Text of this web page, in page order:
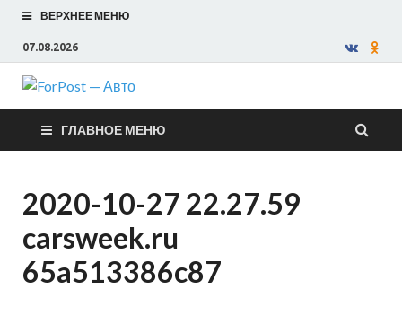
ВЕРХНЕЕ МЕНЮ
07.08.2026
ForPost —
Авто
ГЛАВНОЕ МЕНЮ
2020-10-27 22.27.59
carsweek.ru
65a513386c87